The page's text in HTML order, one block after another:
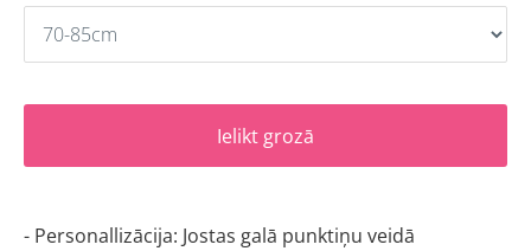
Ielikt grozā
- Personallizācija: Jostas galā punktiņu veidā